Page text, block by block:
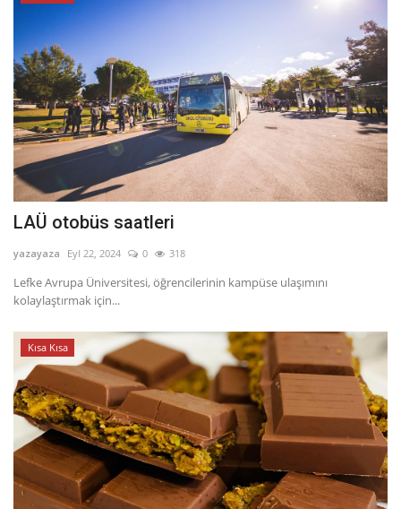
LAÜ otobüs saatleri
yazayaza Eyl 22, 2024 0 318
Lefke Avrupa Üniversitesi, öğrencilerinin kampüse ulaşımını
kolaylaştırmak için...
Kısa Kısa